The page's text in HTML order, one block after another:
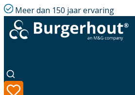
Meer dan 150 jaar ervaring